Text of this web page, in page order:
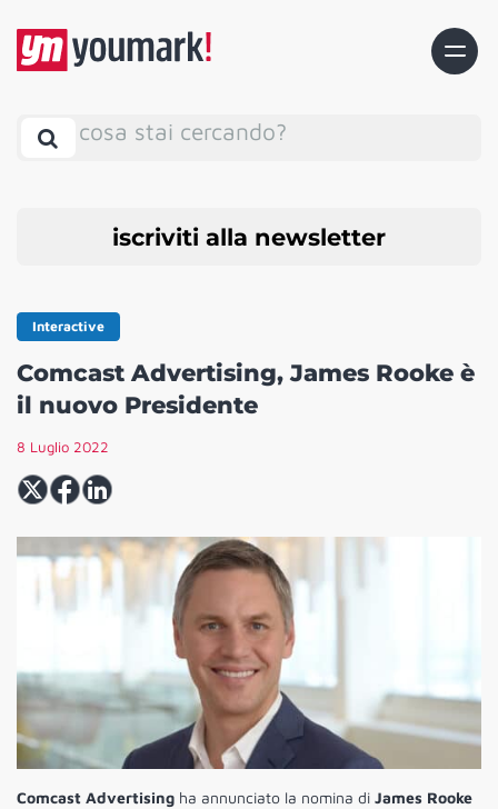
cosa stai cercando?
iscriviti alla newsletter
Interactive
Comcast Advertising, James Rooke è
il nuovo Presidente
8 Luglio 2022
Comcast Advertising ha annunciato la nomina di James Rooke